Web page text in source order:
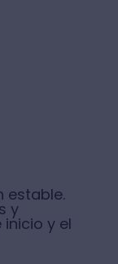
estable.
y
y el